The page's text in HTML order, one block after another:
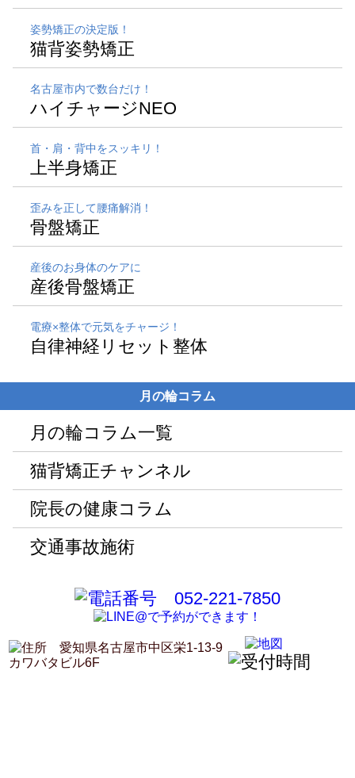
姿勢矯正の決定版！
猫背姿勢矯正
名古屋市内で数台だけ！
ハイチャージNEO
首・肩・背中をスッキリ！
上半身矯正
歪みを正して腰痛解消！
骨盤矯正
産後のお身体のケアに
産後骨盤矯正
電療×整体で元気をチャージ！
自律神経リセット整体
月の輪コラム
月の輪コラム一覧
猫背矯正チャンネル
院長の健康コラム
交通事故施術